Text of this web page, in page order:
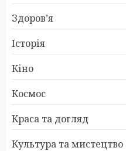
Здоров’я
Історія
Кіно
Космос
Краса та догляд
Культура та мистецтво